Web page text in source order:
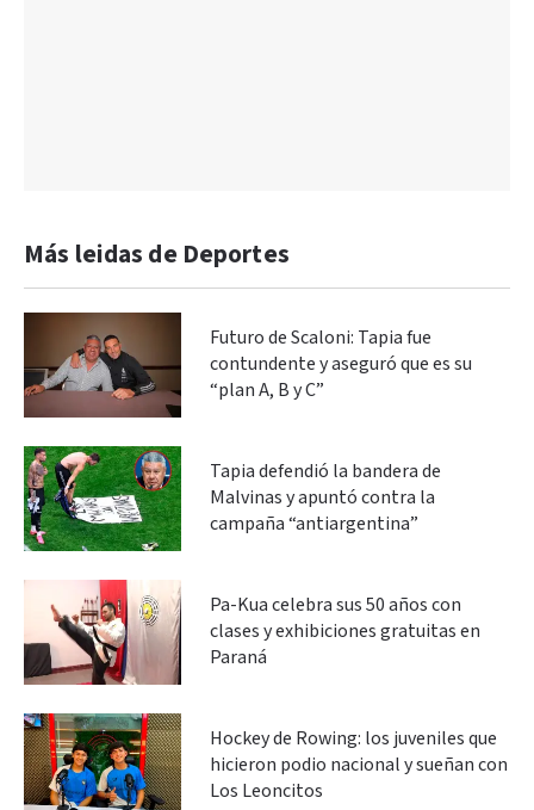
Más leidas de Deportes
Futuro de Scaloni: Tapia fue
contundente y aseguró que es su
“plan A, B y C”
Tapia defendió la bandera de
Malvinas y apuntó contra la
campaña “antiargentina”
Pa-Kua celebra sus 50 años con
clases y exhibiciones gratuitas en
Paraná
Hockey de Rowing: los juveniles que
hicieron podio nacional y sueñan con
Los Leoncitos